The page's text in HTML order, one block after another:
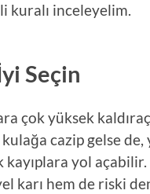
kuralı inceleyelim.
Seçin
çok yüksek
cazip gelse de,
yol
karı hem de riski